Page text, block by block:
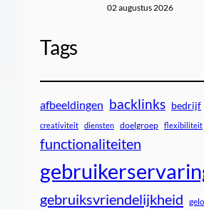
02 augustus 2026
Tags
afbeeldingen backlinks bedrijf
creativiteit diensten doelgroep flexibiliteit
functionaliteiten
gebruiksvriendelijkheid